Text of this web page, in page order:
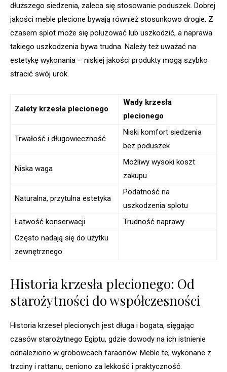
dłuższego siedzenia, zaleca się stosowanie poduszek. Dobrej
jakości meble plecione bywają również stosunkowo drogie. Z
czasem splot może się poluzować lub uszkodzić, a naprawa
takiego uszkodzenia bywa trudna. Należy też uważać na
estetykę wykonania – niskiej jakości produkty mogą szybko
stracić swój urok.
Zalety krzesła plecionego
Wady krzesła
plecionego
Trwałość i długowieczność
Niski komfort siedzenia
bez poduszek
Niska waga
Możliwy wysoki koszt
zakupu
Naturalna, przytulna estetyka
Podatność na
uszkodzenia splotu
Łatwość konserwacji
Trudność naprawy
Często nadają się do użytku
zewnętrznego
Historia krzesła plecionego: Od
starożytności do współczesności
Historia krzeseł plecionych jest długa i bogata, sięgając
czasów starożytnego Egiptu, gdzie dowody na ich istnienie
odnaleziono w grobowcach faraonów. Meble te, wykonane z
trzciny i rattanu, ceniono za lekkość i praktyczność.